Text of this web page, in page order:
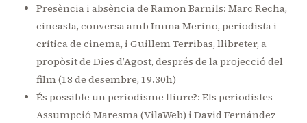
Presència i absència de Ramon Barnils: Marc Recha,
cineasta, conversa amb Imma Merino, periodista i
crítica de cinema, i Guillem Terribas, llibreter, a
propòsit de Dies d’Agost, després de la projecció del
film (18 de desembre, 19.30h)
És possible un periodisme lliure?: Els periodistes
Assumpció Maresma (VilaWeb) i David Fernández